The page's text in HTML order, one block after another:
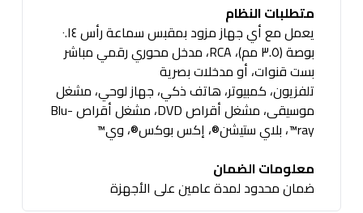
متطلبات النظام
يعمل مع أي جهاز مزود بمقبس سماعة رأس ٠.١٤
بوصة (٣.٥ مم)، RCA، مدخل محوري رقمي مباشر
بست قنوات، أو مدخلات بصرية
تلفزيون، كمبيوتر، هاتف ذكي، جهاز لوحي، مشغل
موسيقى، مشغل أقراص DVD، مشغل أقراص Blu-
ray™، بلاي ستيشن®، إكس بوكس®، وي™
معلومات الضمان
ضمان محدود لمدة عامين على الأجهزة